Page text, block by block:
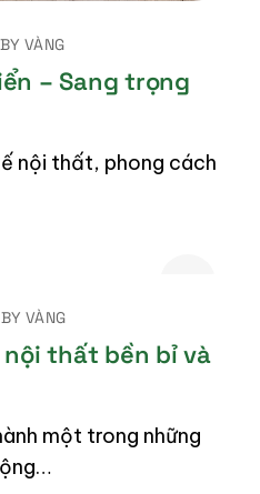
BY VÀNG
– Sang trọng
nội thất, phong cách
BY VÀNG
nội thất bền bỉ và
một trong những